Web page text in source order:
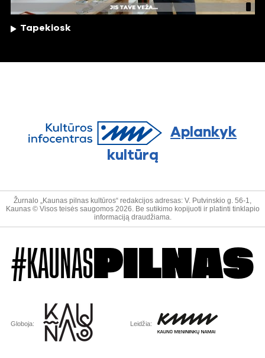
Tapekiosk
Aplankyk
kultūrą
Žurnalo „Kaunas pilnas kultūros“ redakcijos adresas: V. Putvinskio g. 56-1,
Kaunas © Visos teisės saugomos 2026. Be sutikimo kopijuoti ir platinti tinklapio
informaciją draudžiama.
#KAUNAS PILNAS
Globoja: Leidžia: